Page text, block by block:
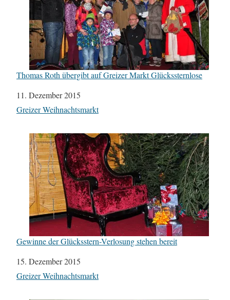
Thomas Roth übergibt auf Greizer Markt Glückssternlose
Datum
11. Dezember 2015
In Bezug auf
Greizer Weihnachtsmarkt
Gewinne der Glücksstern-Verlosung stehen bereit
Datum
15. Dezember 2015
In Bezug auf
Greizer Weihnachtsmarkt